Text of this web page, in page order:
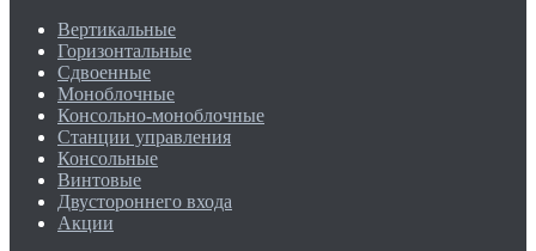
Вертикальные
Горизонтальные
Сдвоенные
Моноблочные
Консольно-моноблочные
Станции управления
Консольные
Винтовые
Двустороннего входа
Акции